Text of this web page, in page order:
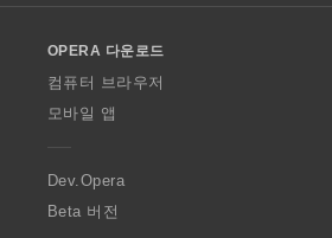
w
O
p
a
OPERA 다운로드
컴퓨터 브라우저
모바일 앱
Dev.Opera
Beta 버전